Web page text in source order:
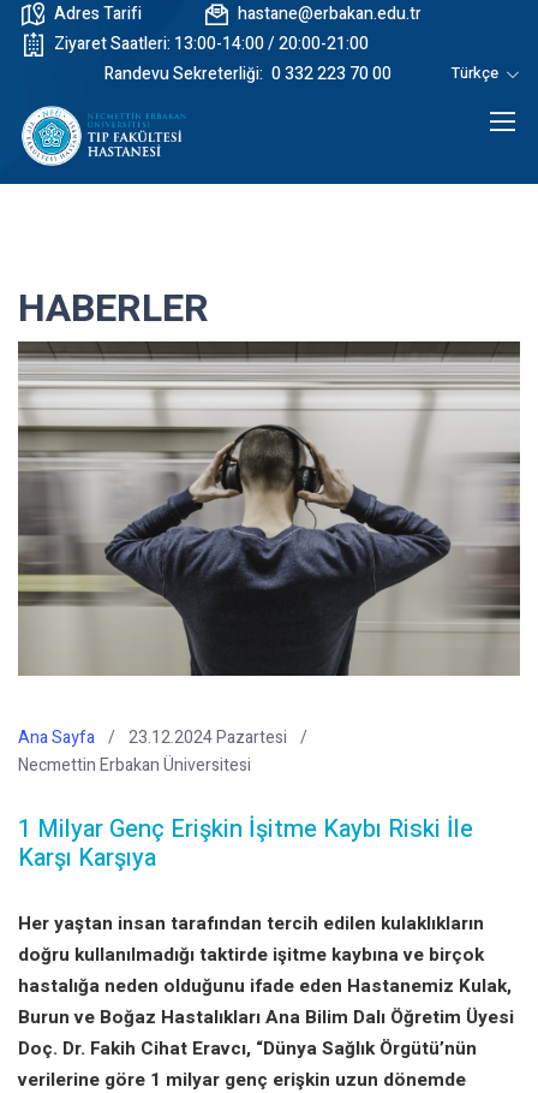
Adres Tarifi
hastane@erbakan.edu.tr
Ziyaret Saatleri: 13:00-14:00 / 20:00-21:00
Randevu Sekreterliği: 0 332 223 70 00 Türkçe
HABERLER
Ana Sayfa
23.12.2024 Pazartesi
Necmettin Erbakan Üniversitesi
1 Milyar Genç Erişkin İşitme Kaybı Riski İle
Karşı Karşıya
Her yaştan insan tarafından tercih edilen kulaklıkların
doğru kullanılmadığı taktirde işitme kaybına ve birçok
hastalığa neden olduğunu ifade eden Hastanemiz Kulak,
Burun ve Boğaz Hastalıkları Ana Bilim Dalı Öğretim Üyesi
Doç. Dr. Fakih Cihat Eravcı, “Dünya Sağlık Örgütü’nün
verilerine göre 1 milyar genç erişkin uzun dönemde